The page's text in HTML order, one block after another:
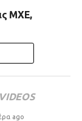
ΜΧΕ,
VIDEOS
ago